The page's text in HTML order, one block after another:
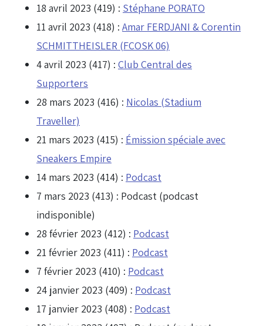
18 avril 2023 (419) : Stéphane PORATO
11 avril 2023 (418) : Amar FERDJANI & Corentin
SCHMITTHEISLER (FCOSK 06)
4 avril 2023 (417) : Club Central des
Supporters
28 mars 2023 (416) : Nicolas (Stadium
Traveller)
21 mars 2023 (415) : Émission spéciale avec
Sneakers Empire
14 mars 2023 (414) : Podcast
7 mars 2023 (413) : Podcast (podcast
indisponible)
28 février 2023 (412) : Podcast
21 février 2023 (411) : Podcast
7 février 2023 (410) : Podcast
24 janvier 2023 (409) : Podcast
17 janvier 2023 (408) : Podcast